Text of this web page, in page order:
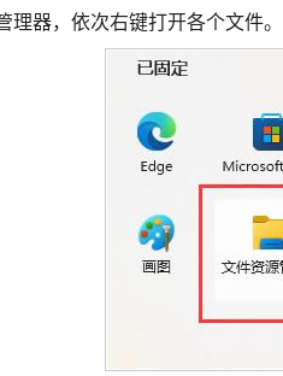
理器，依次右键打开各个文件。